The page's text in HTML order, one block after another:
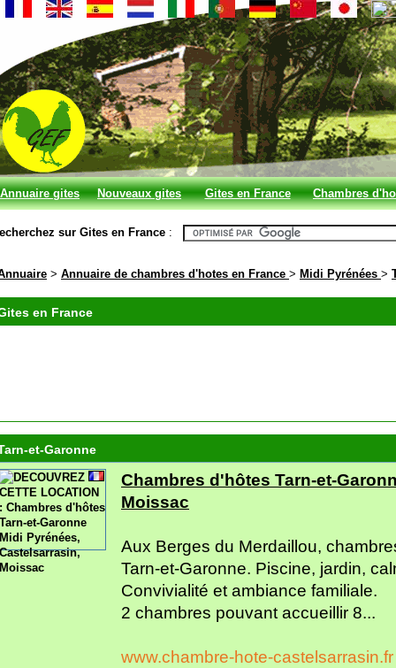
Annuaire gites Nouveaux gites
et chambres
Gites en France Chambres
en France
sur Gites en France :
> Annuaire de chambres d'hotes en France > Midi Pyrénées >
en France
et-Garonne
Chambres d'hôtes Tarn-et-
Moissac
Aux Berges du Merdaillou,
Tarn-et-Garonne. Piscine, jardin,
Convivialité et ambiance familiale.
2 chambres pouvant accueillir 8...
www.chambre-hote-